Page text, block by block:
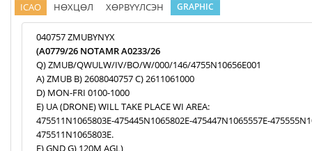
ICAO НӨХЦӨЛ ХӨРВҮҮЛСЭН GRAPHIC
040757 ZMUBYNYX
(A0779/26 NOTAMR A0233/26
Q) ZMUB/QWULW/IV/BO/W/000/146/4755N10656E001
A) ZMUB B) 2608040757 C) 2611061000
D) MON-FRI 0100-1000
E) UA (DRONE) WILL TAKE PLACE WI AREA:
475511N1065803E-475445N1065802E-475447N1065557E-
475511N1065803E.
F) GND G) 120M AGL)